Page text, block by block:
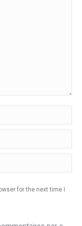
for the next time I